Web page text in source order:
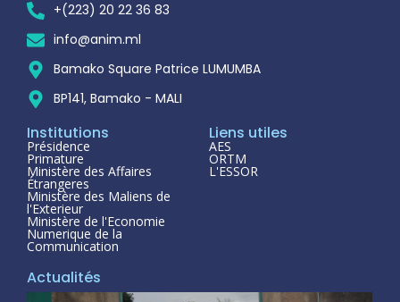
+(223) 20 22 36 83
info@anim.ml
Bamako Square Patrice LUMUMBA
BP141, Bamako - MALI
Institutions
Présidence
Primature
Ministère des Affaires
Étrangeres
Ministère des Maliens de
l'Exterieur
Ministère de l'Economie
Numerique de la
Communication
Liens utiles
AES
ORTM
L'ESSOR
Actualités